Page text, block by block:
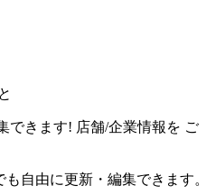
できます! 店舗/企業情報を ご
自由に更新・編集できます。